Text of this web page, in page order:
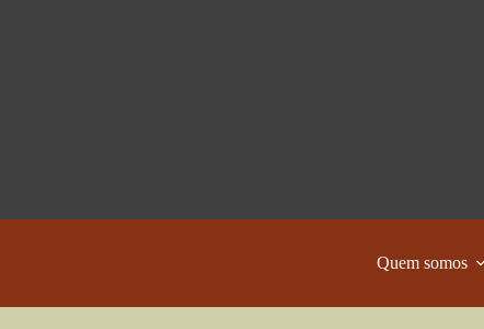
Quem somos